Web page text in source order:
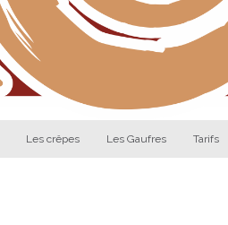
Les crêpes Les Gaufres Tarifs